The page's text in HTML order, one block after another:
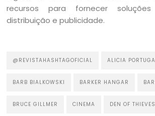
recursos para fornecer
distribuição e publicidade.
@REVISTAHASHTAGOFICIAL ALICIA
BARB BIALKOWSKI BARKER HANGAR
BRUCE GILLMER CINEMA DEN OF THIEVES